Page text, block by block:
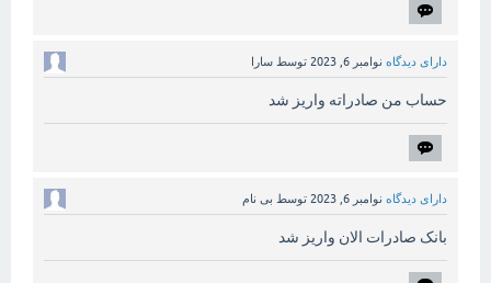
دارای دیدگاه نوامبر 6, 2023 توسط سارا
حساب من صادراته واریز شد
دارای دیدگاه نوامبر 6, 2023 توسط بی نام
بانک صادرات الان واریز شد